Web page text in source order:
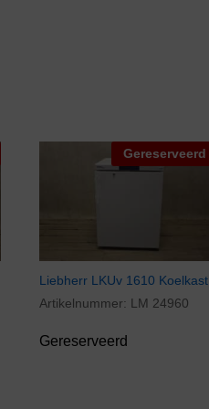
Gereserveerd
Liebherr LKUv 1610 Koelkast
Artikelnummer: LM 24960
Gereserveerd